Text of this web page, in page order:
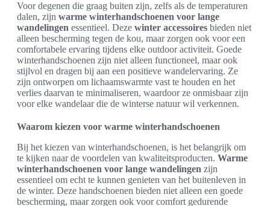
Voor degenen die graag buiten zijn, zelfs als de temperaturen
dalen, zijn warme winterhandschoenen voor lange
wandelingen essentieel. Deze winter accessoires bieden niet
alleen bescherming tegen de kou, maar zorgen ook voor een
comfortabele ervaring tijdens elke outdoor activiteit. Goede
winterhandschoenen zijn niet alleen functioneel, maar ook
stijlvol en dragen bij aan een positieve wandelervaring. Ze
zijn ontworpen om lichaamswarmte vast te houden en het
verlies daarvan te minimaliseren, waardoor ze onmisbaar zijn
voor elke wandelaar die de winterse natuur wil verkennen.
Waarom kiezen voor warme winterhandschoenen
Bij het kiezen van winterhandschoenen, is het belangrijk om
te kijken naar de voordelen van kwaliteitsproducten. Warme
winterhandschoenen voor lange wandelingen zijn
essentieel om echt te kunnen genieten van het buitenleven in
de winter. Deze handschoenen bieden niet alleen een goede
bescherming, maar zorgen ook voor comfort gedurende